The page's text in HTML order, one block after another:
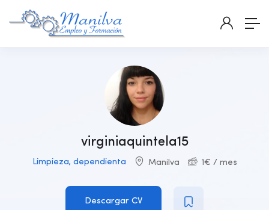
virginiaquintela15
Limpieza, dependienta Manilva 1€ / mes
Descargar CV